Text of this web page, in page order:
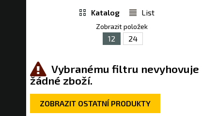
Katalog List
Zobrazit položek
12 24
Vybranému filtru nevyhovuje
žádné zboží.
ZOBRAZIT OSTATNÍ PRODUKTY